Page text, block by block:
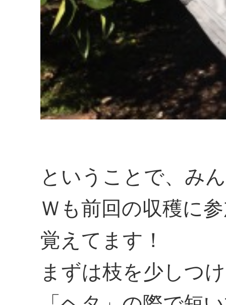
ということで、み
Ｗも前回の収穫に
覚えてます！
まずは枝を少しつ